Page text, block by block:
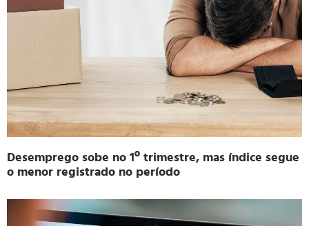
Desemprego sobe no 1º trimestre, mas índice segue
o menor registrado no período